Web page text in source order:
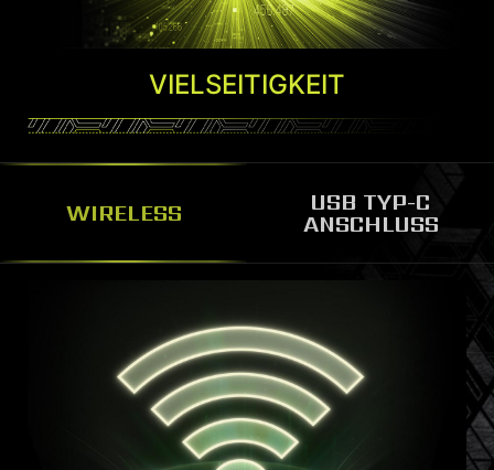
Publishern von AAA-Spielen synchronisiert
Ambient Link die MSI Mystic Light-
Produkte perfekt mit den Spielen auf
dem Bildschirm sowie mit dem
eine authentische
Umgebungsbeleuchtung schaffen, die
das Farbmuster aus dem Spiel simuliert,
und die Spielwelt so auf die RGB-PC-
VIELSEITIGKEIT
WIRELESS USB TYP-C
ANSCHLUSS
TYP-C USB IN DER FRONT
Mit reversiblem Typ-C an der Vorderseite für
einfachen Anschluss von externen Geräten.